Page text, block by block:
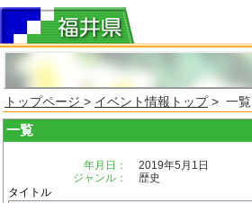
トップページ > イベント情報トップ> 一覧
一覧
年月日：
2019年5月1日
ジャンル：
歴史
タイトル